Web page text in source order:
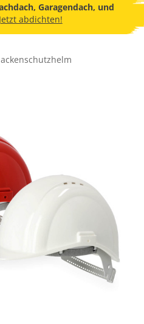
Garagendach, und
Jetzt abdichten!